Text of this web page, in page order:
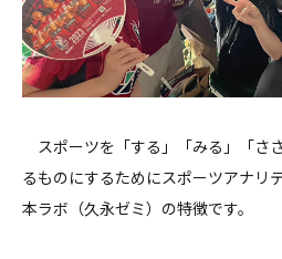
スポーツを「する」「みる」「さ
るものにするためにスポーツアナリ
本ラボ（久永ゼミ）の特徴です。